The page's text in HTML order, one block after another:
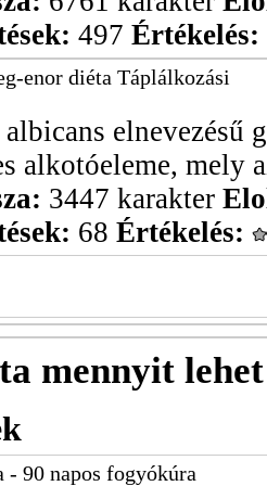
497 Értékelés:
enor diéta Táplálkozási
elnevezésű
alkotóeleme, mely
3447 karakter
68 Értékelés:
mennyit
- 90 napos fogyókúra